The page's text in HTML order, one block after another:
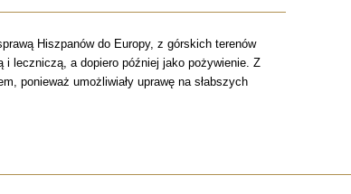
Hiszpanów do Europy, z górskich terenów
i leczniczą, a dopiero później jako pożywienie. Z
ponieważ umożliwiały uprawę na słabszych